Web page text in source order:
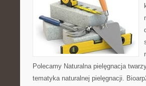
Polecamy Naturalna pielęgnacja
tematyka naturalnej pielęgnacji.